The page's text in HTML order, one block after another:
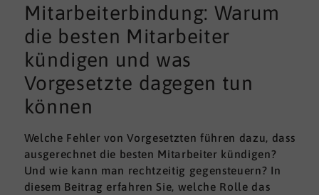
Mitarbeiterbindung: Warum
die besten Mitarbeiter
kündigen und was
Vorgesetzte dagegen tun
können
Welche Fehler von Vorgesetzten führen dazu, dass
ausgerechnet die besten Mitarbeiter kündigen?
Und wie kann man rechtzeitig gegensteuern? In
diesem Beitrag erfahren Sie, welche Rolle das